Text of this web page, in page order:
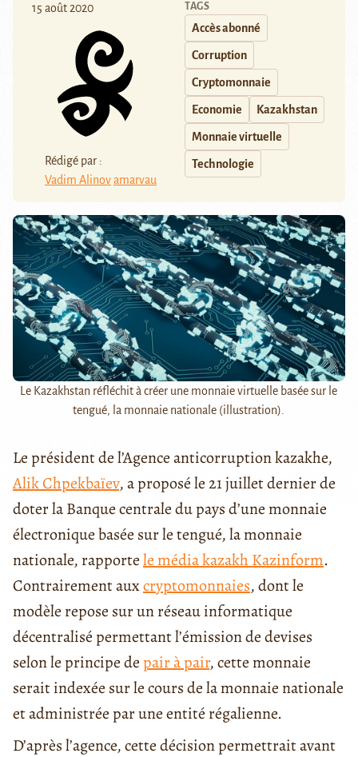
15 août 2020
Rédigé par :
Vadim Alinovamarvau
TAGS
Accès abonné
Corruption
Cryptomonnaie
Economie Kazakhstan
Monnaie virtuelle
Technologie
Le Kazakhstan réfléchit à créer une monnaie virtuelle basée sur le
tengué, la monnaie nationale (illustration).
Le président de l’Agence anticorruption kazakhe,
Alik Chpekbaïev, a proposé le 21 juillet dernier de
doter la Banque centrale du pays d’une monnaie
électronique basée sur le tengué, la monnaie
nationale, rapportele média kazakh Kazinform.
Contrairement auxcryptomonnaies, dont le
modèle repose sur un réseau informatique
décentralisé permettant l’émission de devises
selon le principe depair à pair, cette monnaie
serait indexée sur le cours de la monnaie nationale
et administrée par une entité régalienne.
D’après l’agence, cette décision permettrait avant